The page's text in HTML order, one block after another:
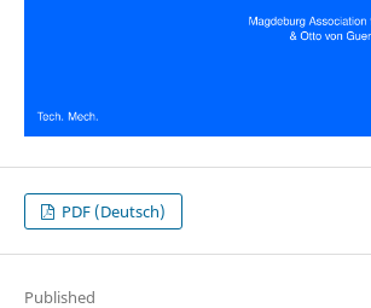
PDF (Deutsch)
Published